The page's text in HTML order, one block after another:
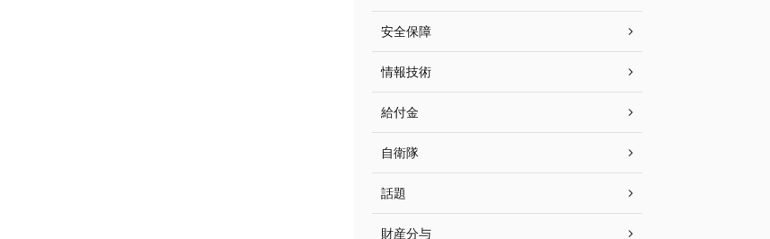
安全保障
情報技術
給付金
自衛隊
話題
財産分与